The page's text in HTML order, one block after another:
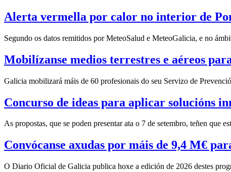
Alerta vermella por calor no interior de
Segundo os datos remitidos por MeteoSalud e MeteoGalicia, e no
Mobilízanse medios terrestres e aéreos
Galicia mobilizará máis de 60 profesionais do seu Servizo de
Concurso de ideas para aplicar solucións
As propostas, que se poden presentar ata o 7 de setembro, teñen que
Convócanse axudas por máis de 9,4 M€
O Diario Oficial de Galicia publica hoxe a edición de 2026 destes